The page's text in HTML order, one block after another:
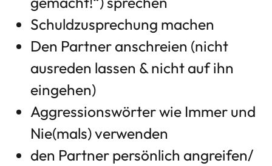
Schuldzusprechung machen
Den Partner anschreien (nicht
ausreden lassen & nicht auf ihn
eingehen)
Aggressionswörter wie Immer und
Nie(mals) verwenden
den Partner persönlich angreifen/